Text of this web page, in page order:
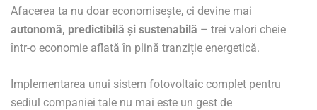
Afacerea ta nu doar economisește, ci devine mai
autonomă, predictibilă și sustenabilă – trei valori cheie
într-o economie aflată în plină tranziție energetică.
Implementarea unui sistem fotovoltaic complet pentru
sediul companiei tale nu mai este un gest de